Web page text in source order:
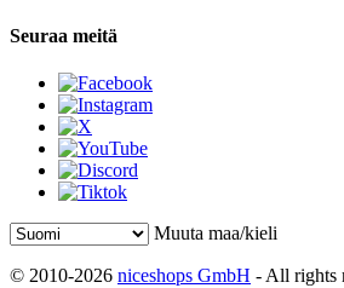
Seuraa meitä
Muuta maa/kieli
© 2010-2026 niceshops GmbH - All rights